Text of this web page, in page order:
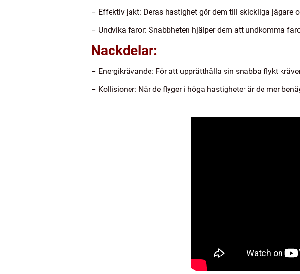
– Effektiv jakt: Deras hastighet gör dem till skickliga jägare
– Undvika faror: Snabbheten hjälper dem att undkomma
Nackdelar:
– Energikrävande: För att upprätthålla sin snabba flykt
– Kollisioner: När de flyger i höga hastigheter är de mer